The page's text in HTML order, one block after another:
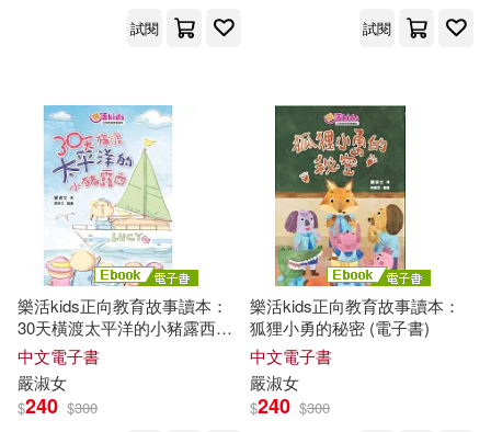
試閱
試閱
樂活kids正向教育故事讀本：
30天橫渡太平洋的小豬露西
(電子書)
中文電子書
嚴淑女
$240 $300
樂活kids正向教育故事讀本：
狐狸小勇的秘密 (電子書)
中文電子書
嚴淑女
$240 $300